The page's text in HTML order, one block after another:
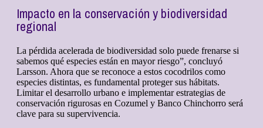
Impacto en la conservación y biodiversidad
regional
La pérdida acelerada de biodiversidad solo puede frenarse si
sabemos qué especies están en mayor riesgo”, concluyó
Larsson. Ahora que se reconoce a estos cocodrilos como
especies distintas, es fundamental proteger sus hábitats.
Limitar el desarrollo urbano e implementar estrategias de
conservación rigurosas en Cozumel y Banco Chinchorro será
clave para su supervivencia.